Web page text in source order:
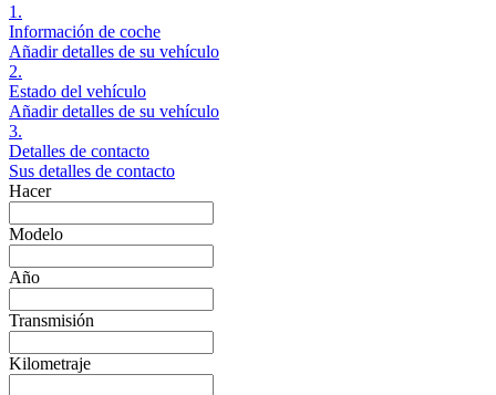
1.
Información de coche
Añadir detalles de su vehículo
2.
Estado del vehículo
Añadir detalles de su vehículo
3.
Detalles de contacto
Sus detalles de contacto
Hacer
Modelo
Año
Transmisión
Kilometraje